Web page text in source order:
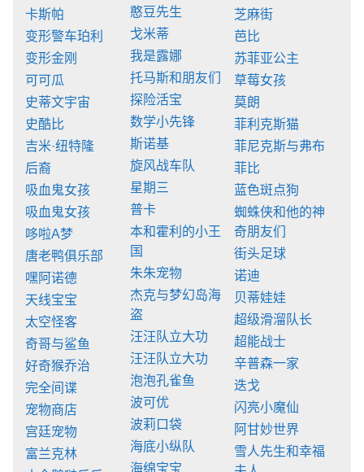
卡斯帕
变形警车珀利
变形金刚
可可瓜
史蒂文宇宙
史酷比
吉米·纽特隆
后裔
吸血鬼女孩
吸血鬼女孩
哆啦A梦
唐老鸭俱乐部
嘿阿诺德
天线宝宝
太空怪客
奇哥与鲨鱼
好奇猴乔治
完全间谍
宠物商店
宫廷宠物
富兰克林
憨豆先生
戈米蒂
我是露娜
托马斯和朋友们
探险活宝
数学小先锋
斯诺基
旋风战车队
星期三
普卡
本和霍利的小王
国
朱朱宠物
杰克与梦幻岛海
盗
汪汪队立大功
汪汪队立大功
泡泡孔雀鱼
波可优
波莉口袋
海底小纵队
海绵宝宝
芝麻街
芭比
苏菲亚公主
草莓女孩
莫朗
菲利克斯猫
菲尼克斯与弗布
菲比
蓝色斑点狗
蜘蛛侠和他的神
奇朋友们
街头足球
诺迪
贝蒂娃娃
超级滑溜队长
超能战士
辛普森一家
迭戈
闪亮小魔仙
阿甘妙世界
雪人先生和幸福